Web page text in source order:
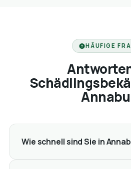
HÄUFIGE
Wie schnell sind Sie in